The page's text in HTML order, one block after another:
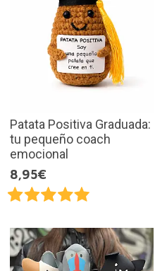
Patata Positiva Graduada:
tu pequeño coach
emocional
8,95€